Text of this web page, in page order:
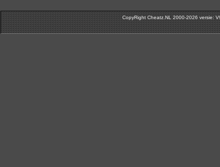
CopyRight Cheatz.NL 2000-2026 versie: